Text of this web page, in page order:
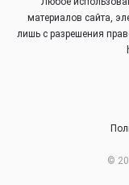
материалов сайта,
лишь с разрешения
©